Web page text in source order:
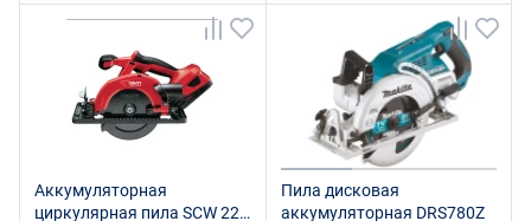
Аккумуляторная
циркулярная пила SCW 22-
Пила дисковая
аккумуляторная DRS780Z